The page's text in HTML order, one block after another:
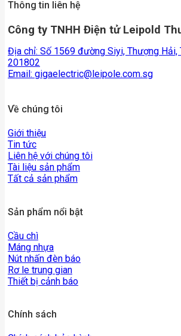
Thông tin liên hệ
Công ty TNHH Điện tử Leipold
Địa chỉ: Số 1569 đường Siyi, Thượng Hải,
201802
Email: gigaelectric@leipole.com.sg
Về chúng tôi
Giới thiệu
Tin tức
Liên hệ với chúng tôi
Tài liệu sản phẩm
Tất cả sản phẩm
Sản phẩm nổi bật
Cầu chì
Máng nhựa
Nút nhấn đèn báo
Rơ le trung gian
Thiết bị cảnh báo
Chính sách